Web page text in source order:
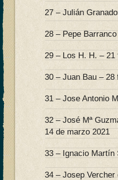
27 – Julián
28 – Pepe
29 – Los H. H. – 21
30 – Juan Bau – 28
31 – Jose Antonio
32 – José Mª
14 de marzo 2021
33 – Ignacio Martín
34 – Josep